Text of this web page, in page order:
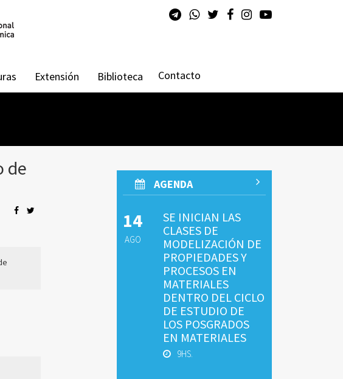
Extensión Biblioteca Contacto
de
AGENDA
14
AGO
SE INICIAN LAS
CLASES DE
MODELIZACIÓN DE
PROPIEDADES Y
PROCESOS EN
MATERIALES
DENTRO DEL CICLO
DE ESTUDIO DE
LOS POSGRADOS
EN MATERIALES
9HS.